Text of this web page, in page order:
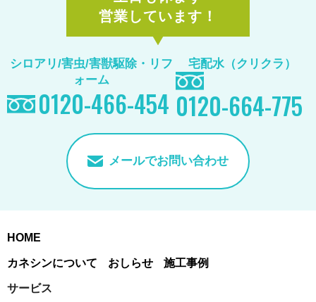
営業しています！
シロアリ/害虫/害獣駆除・リフ
ォーム
0120-466-454
宅配水（クリクラ）
0120-664-775
メールでお問い合わせ
HOME
カネシンについて おしらせ 施工事例
サービス